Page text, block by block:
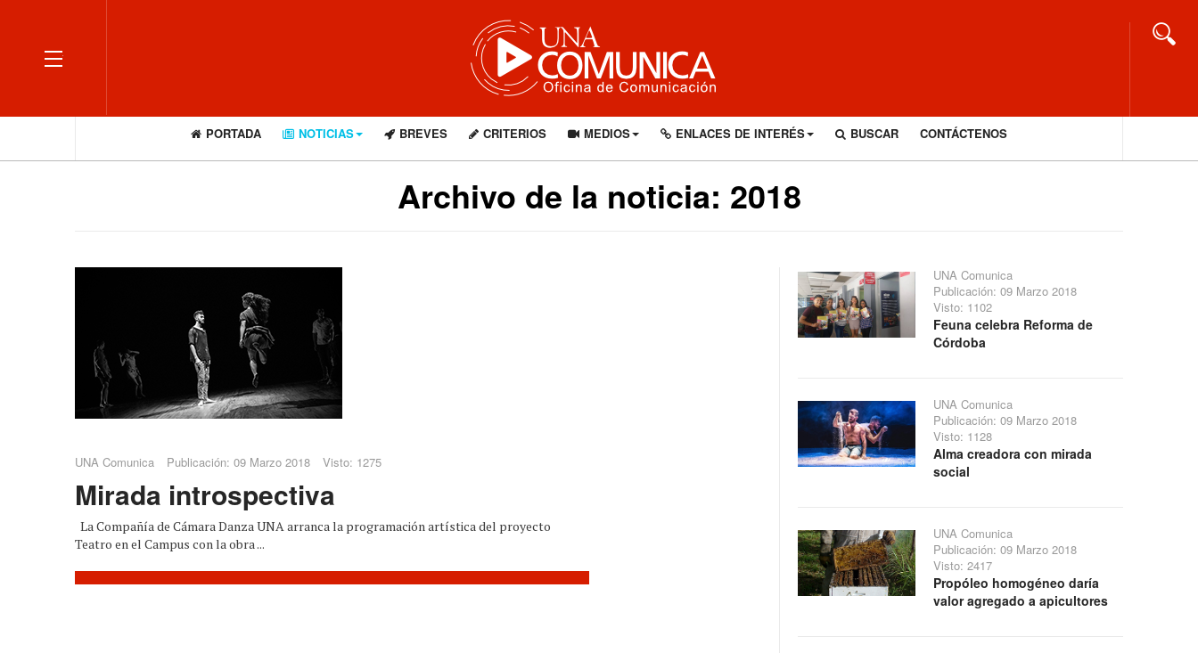
OFF CANVAS
PORTADA NOTICIAS BREVES CRITERIOS MEDIOS ENLACES DE INTERÉS BUSCAR CONTÁCTENOS
Archivo de la noticia: 2018
UNA Comunica Publicación: 09 Marzo 2018 Visto: 1275
Mirada introspectiva
La Compañía de Cámara Danza UNA arranca la programación artística del proyecto
Teatro en el Campus con la obra ...
UNA Comunica
Publicación: 09 Marzo 2018
Visto: 1102
Feuna celebra Reforma de
Córdoba
UNA Comunica
Publicación: 09 Marzo 2018
Visto: 1128
Alma creadora con mirada
social
UNA Comunica
Publicación: 09 Marzo 2018
Visto: 2417
Propóleo homogéneo daría
valor agregado a apicultores